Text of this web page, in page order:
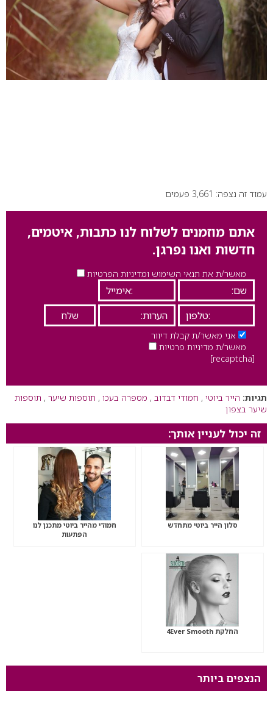
עמוד זה נצפה: 3,661 פעמים
אתם מוזמנים לשלוח לנו כתבות, איטמים,
חדשות ואנו נפרגן.
מאשר/ת את תנאי השימוש ומדיניות הפרטיות
אני מאשר/ת קבלת דיוור
מאשר/ת מדיניות פרטיות
[recaptcha]
תגיות: הייר ביוטי , חמודי דבדוב , מספרה בעכו , תוספות שיער , תוספות
שיער בצפון
זה יכול לעניין אותך:
סלון הייר ביוטי מתחדש
חמודי מהייר ביוטי מתכנן לנו
הפתעות
החלקת 4Ever Smooth
הנצפים ביותר